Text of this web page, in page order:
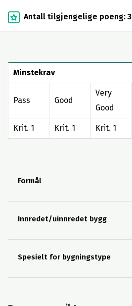
Antall tilgjengelige poeng: 3
Minstekrav
Pass Good
Very
Good
Krit. 1 Krit. 1 Krit. 1
Formål
Innredet/uinnredet bygg
Spesielt for bygningstype